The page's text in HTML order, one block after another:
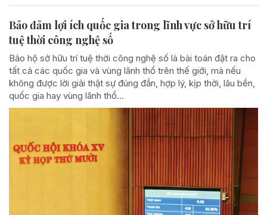
Bảo đảm lợi ích quốc gia trong lĩnh vực sở hữu trí
tuệ thời công nghệ số
Bảo hộ sở hữu trí tuệ thời công nghệ số là bài toán đặt ra cho
tất cả các quốc gia và vùng lãnh thổ trên thế giới, mà nếu
không được lời giải thật sự đúng đắn, hợp lý, kịp thời, lâu bền,
quốc gia hay vùng lãnh thổ...